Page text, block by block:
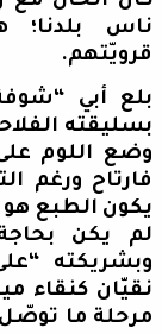
ناس بلدنا؛
قرويّتهم.
بلع أبي
بسليقته
وضع اللوم
فارتاح ورغم
يكون الطبع هو
لم يكن
وبشريكته
نقيّان كنقاء
مرحلة ما